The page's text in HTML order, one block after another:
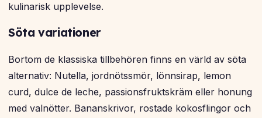
kulinarisk upplevelse.
Söta variationer
Bortom de klassiska tillbehören finns en värld av söta
alternativ: Nutella, jordnötssmör, lönnsirap, lemon
curd, dulce de leche, passionsfruktskräm eller honung
med valnötter. Bananskrivor, rostade kokosflingor och